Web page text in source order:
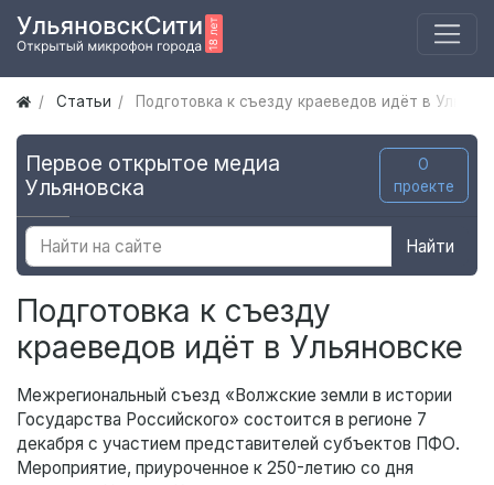
Статьи Подготовка к съезду краеведов идёт в
Первое открытое медиа
Ульяновска
О
проекте
Найти
Подготовка к съезду
краеведов идёт в Ульяновске
Межрегиональный съезд «Волжские земли в истории
Государства Российского» состоится в регионе 7
декабря с участием представителей субъектов ПФО.
Мероприятие, приуроченное к 250-летию со дня